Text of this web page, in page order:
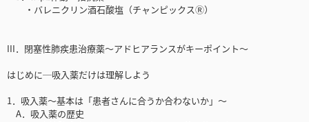
・バレニクリン酒石酸塩（チャンピックスⓇ）
III．閉塞性肺疾患治療薬〜アドヒアランスがキーポイント〜
はじめに─吸入薬だけは理解しよう
1．吸入薬〜基本は「患者さんに合うか合わないか」〜
A．吸入薬の歴史